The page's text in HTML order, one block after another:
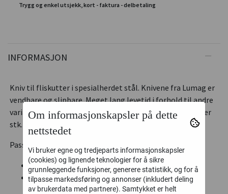
Trygg og enkel utsjekk, kort - faktura - delbetaling
INFORMASJON
Kniv til fliskutter i spesialherdet stål. Knivene fra Lumag er
vendbare og slipbare. Meget lang levetid i forhold til andre
varianter. Original reservedel til Lumag Fliskutter. Pris per
stk.
Passer følgende modeller:
GAMUL HC100 (Lumag)
Beaver XS
Om informasjonskapsler på dette
nettstedet
Vi bruker egne og tredjeparts informasjonskapsler
(cookies) og lignende teknologier for å sikre
grunnleggende funksjoner, generere statistikk, og for å
tilpasse markedsføring og annonser (inkludert deling
av brukerdata med partnere). Samtykket er helt